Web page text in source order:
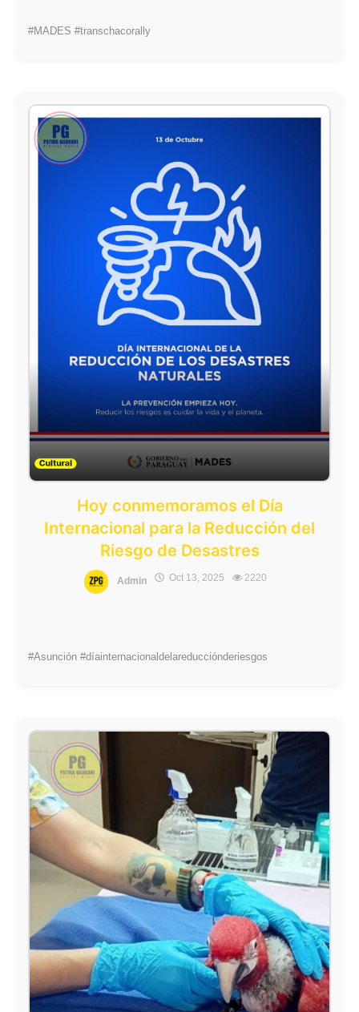
#MADES #transchacorally
Hoy conmemoramos el Día
Internacional para la Reducción del
Riesgo de Desastres
Admin Oct 13, 2025 2220
#Asunción #díainternacionaldelareducciónderiesgos